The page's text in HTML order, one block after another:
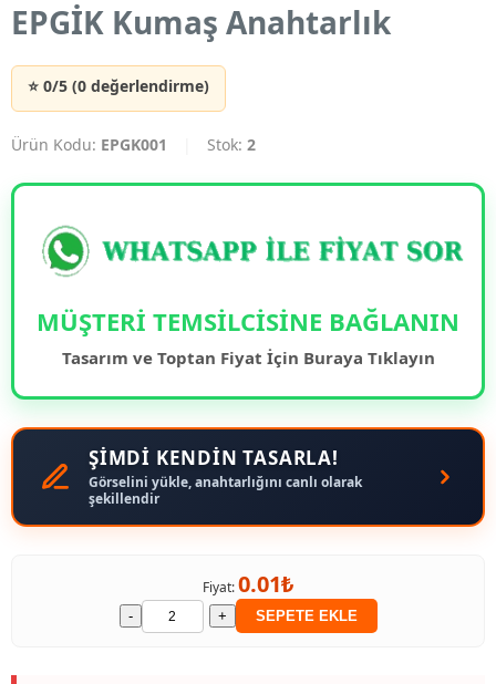
EPGİK Kumaş Anahtarlık
⭐ 0/5 (0 değerlendirme)
Ürün Kodu: EPGK001 Stok: 2
MÜŞTERİ TEMSİLCİSİNE BAĞLANIN
Tasarım ve Toptan Fiyat İçin Buraya Tıklayın
ŞİMDİ KENDİN TASARLA!
Görselini yükle, anahtarlığını canlı olarak
şekillendir
Fiyat:0.01₺
- + SEPETE EKLE